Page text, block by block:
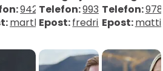
94205959
marthe.viken@mobit.no
Telefon:99373900
Epost:
Telefon:
Epost: